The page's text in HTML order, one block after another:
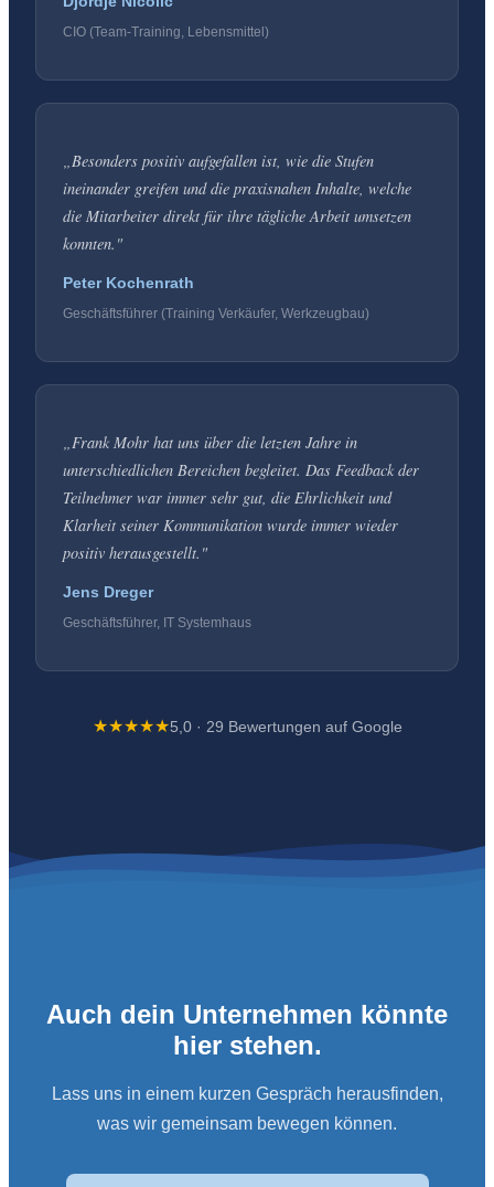
CIO (Team-Training, Lebensmittel)
Besonders positiv aufgefallen ist, wie die Stufen
ineinander greifen und die praxisnahen Inhalte, welche
die Mitarbeiter direkt für ihre tägliche Arbeit umsetzen
konnten. "
Peter Kochenrath
Geschäftsführer (Training Verkäufer, Werkzeugbau)
Frank Mohr hat uns über die letzten Jahre in
unterschiedlichen Bereichen begleitet. Das Feedback der
Teilnehmer war immer sehr gut, die Ehrlichkeit und
Klarheit seiner Kommunikation wurde immer wieder
positiv herausgestellt. "
Jens Dreger
Geschäftsführer, IT Systemhaus
★★★★★5,0 · 29 Bewertungen auf Google
Auch dein Unternehmen könnte
hier stehen.
Lass uns in einem kurzen Gespräch herausfinden,
was wir gemeinsam bewegen können.